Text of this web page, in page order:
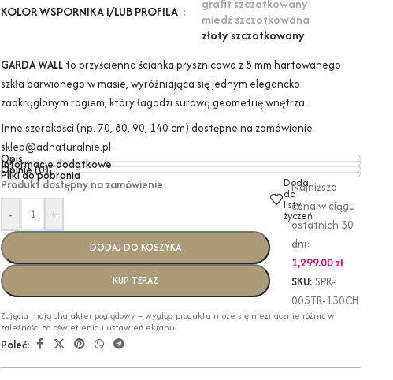
KOLOR WSPORNIKA I/LUB PROFILA
grafit szczotkowany
miedź szczotkowana
złoty szczotkowany
GARDA WALL to przyścienna ścianka prysznicowa z 8 mm hartowanego
szkła barwionego w masie, wyróżniająca się jednym elegancko
zaokrąglonym rogiem, który łagodzi surową geometrię wnętrza.
Inne szerokości (np. 70, 80, 90, 140 cm) dostępne na zamówienie
sklep@adnaturalnie.pl
Opis
Informacje dodatkowe
Opinie (0)
Pliki do pobrania
Produkt dostępny na zamówienie
-
+
DODAJ DO KOSZYKA
KUP TERAZ
Dodaj
do
listy
życzeń
Najniższa
cena w ciągu
ostatnich 30
dni:
1,299.00 zł
SKU: SPR-
005TR-130CH
Zdjęcia mają charakter poglądowy – wygląd produktu może się nieznacznie różnić w
zależności od oświetlenia i ustawień ekranu.
Poleć: